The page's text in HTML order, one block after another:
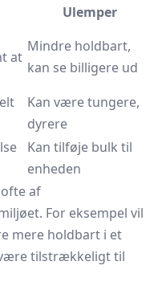
Ulemper
at
Mindre holdbart,
kan se billigere ud
Kan være tungere,
dyrere
Kan tilføje bulk til
enheden
af
For eksempel vil
mere holdbart i et
tilstrækkeligt til